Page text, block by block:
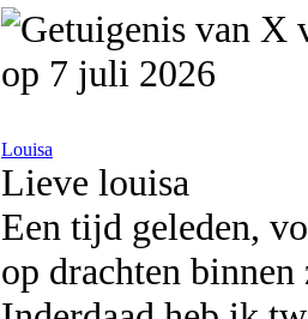
op 7 juli 2026
Louisa
Lieve louisa
Een tijd geleden,
op drachten binnen